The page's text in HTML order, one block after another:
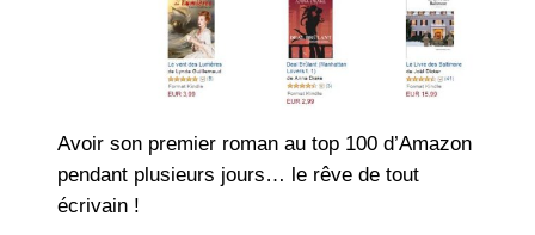
Avoir son premier roman au top 100 d’Amazon
pendant plusieurs jours… le rêve de tout
écrivain !